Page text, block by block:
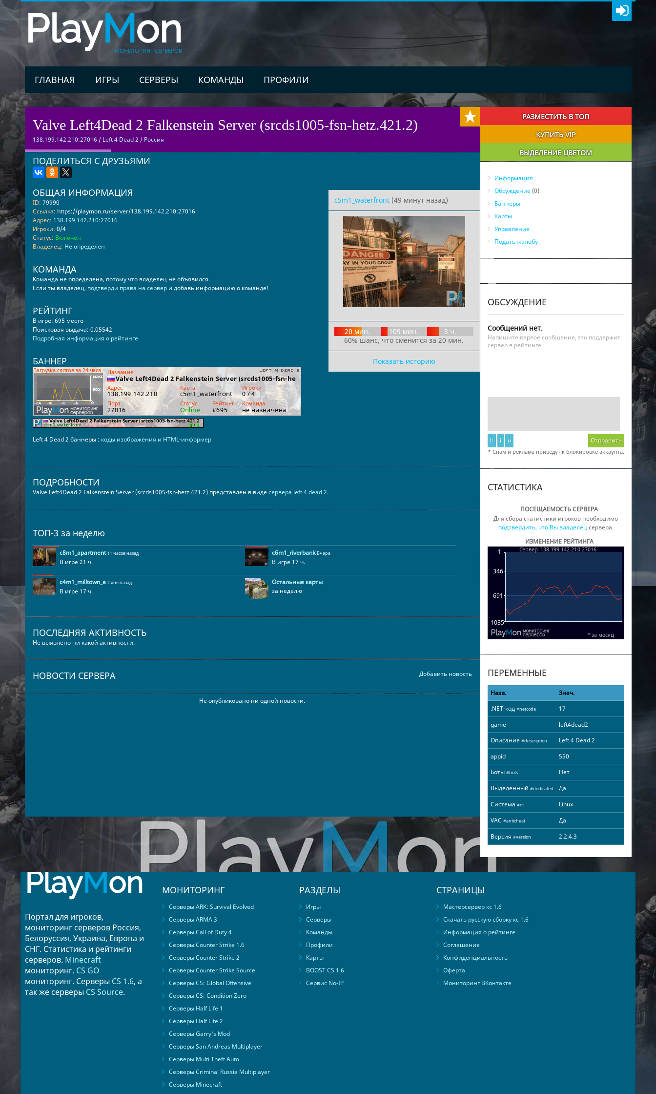
PlayMon
МОНИТОРИНГ СЕРВЕРОВ
ГЛАВНАЯ ИГРЫ СЕРВЕРЫ КОМАНДЫ ПРОФИЛИ
Valve Left4Dead 2 Falkenstein Server (srcds1005-fsn-hetz.421.2)
138.199.142.210:27016 / Left 4 Dead 2 / Россия
ПОДЕЛИТЬСЯ С ДРУЗЬЯМИ
c5m1_waterfront(49 минут назад)
20 мин. 109 мин.
3 ч.
60% шанс, что сменится за 20 мин.
Показать историю
ОБЩАЯ ИНФОРМАЦИЯ
ID: 79990
Ссылка: https://playmon.ru/server/138.199.142.210:27016
Адрес: 138.199.142.210:27016
Игроки: 0/4
Статус: Включен
Владелец: Не определён
КОМАНДА
Команда не определена, потому что владелец не объявился.
Если ты владелец, подтверди права на сервери добавь информацию о команде!
РЕЙТИНГ
В игре: 695 место
Поисковая выдача: 0.05542
Подробная информация о рейтинге
БАННЕР
Left 4 Dead 2 баннеры : коды изображения и HTML-информер
ПОДРОБНОСТИ
Valve Left4Dead 2 Falkenstein Server (srcds1005-fsn-hetz.421.2) представлен в видесервера left 4 dead 2.
ТОП-3 за неделю
c8m1_apartment 11 часов назад
В игре 21 ч.
c6m1_riverbank Вчера
В игре 17 ч.
c4m1_milltown_a 2 дня назад
В игре 17 ч.
Остальные карты
за неделю
ПОСЛЕДНЯЯ АКТИВНОСТЬ
Не выявлено ни какой активности.
Добавить новость
НОВОСТИ СЕРВЕРА
Не опубликовано ни одной новости.
РАЗМЕСТИТЬ В ТОП
КУПИТЬ VIP
ВЫДЕЛЕНИЕ ЦВЕТОМ
Информация
Обсуждение(0)
Баннеры
Карты
Управление
Подать жалобу
ОБСУЖДЕНИЕ
Сообщений нет.
Напишите первое сообщение, это поддержит
сервер в рейтинге.
b i u Отправить
* Спам и реклама приведут к блокировке аккаунта.
СТАТИСТИКА
ПОСЕЩАЕМОСТЬ СЕРВЕРА
Для сбора статистики игроков необходимо
подтвердить, что Вы владелецсервера.
ИЗМЕНЕНИЕ РЕЙТИНГА
ПЕРЕМЕННЫЕ
Назв.
Знач.
.NET-код #netcode
17
game
left4dead2
Описание #description
Left 4 Dead 2
appid
550
Боты #bots
Нет
Выделенный #dedicated
Да
Система #os
Linux
VAC #anticheat
Да
Версия #version 2.2.4.3
PlayMon
Портал для игроков,
мониторинг серверов Россия,
Белоруссия, Украина, Европа и
СНГ. Статистика и рейтинги
серверов. Minecraft
мониторинг. CS GO
мониторинг. Серверы CS 1.6, а
так же серверы CS Source.
МОНИТОРИНГ
Серверы ARK: Survival Evolved
Серверы ARMA 3
Серверы Call of Duty 4
Серверы Counter Strike 1.6
Серверы Counter Strike 2
Серверы Counter Strike Source
Серверы CS: Global Offensive
Серверы CS: Condition Zero
Серверы Half Life 1
Серверы Half Life 2
Серверы Garry's Mod
Серверы San Andreas Multiplayer
Серверы Multi Theft Auto
Серверы Criminal Russia Multiplayer
Серверы Minecraft
РАЗДЕЛЫ
Игры
Серверы
Команды
Профили
Карты
BOOST CS 1.6
Сервис No-IP
СТРАНИЦЫ
Мастерсервер кс 1.6
Скачать русскую сборку кс 1.6
Информация о рейтинге
Соглашение
Конфиденциальность
Оферта
Мониторинг ВКонтакте